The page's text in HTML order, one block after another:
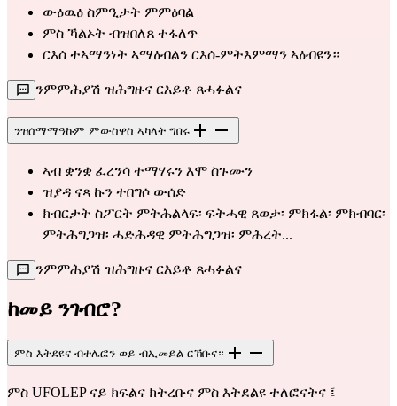
ውዕዉዕ ስምዒታት ምምዕባል
ምስ ኻልኦት ብዝበለጸ ተፋለጥ
ርእሰ ተኣማንነት ኣማዕብልን ርእሰ-ምትእምማን ኣዕብዩን።
ንምምሕያሽ ዝሕግዙና ርእይቶ ጸሓፉልና
ንዝሰማማዓኩም ምውስዋስ ኣካላት ግበሩ
ኣብ ቋንቋ ፈረንሳ ተማሃሩን እሞ ስጉሙን
ዝያዳ ናጻ ኩን ተበግሶ ውሰድ
ክብርታት ስፖርት ምትሕልላፍ፡ ፍትሓዊ ጸወታ፡ ምክፋል፡ ምክብባር፡
ምትሕግጋዝ፡ ሓድሕዳዊ ምትሕግጋዝ፡ ምሕረት...
ንምምሕያሽ ዝሕግዙና ርእይቶ ጸሓፉልና
ከመይ ንገብሮ?
ምስ እትደዩና ብተሌፎን ወይ ብኢመይል ርኸቡና።
ምስ UFOLEP ናይ ክፍልና ክትረቡና ምስ እትደልዩ ተለፎናትና ፤